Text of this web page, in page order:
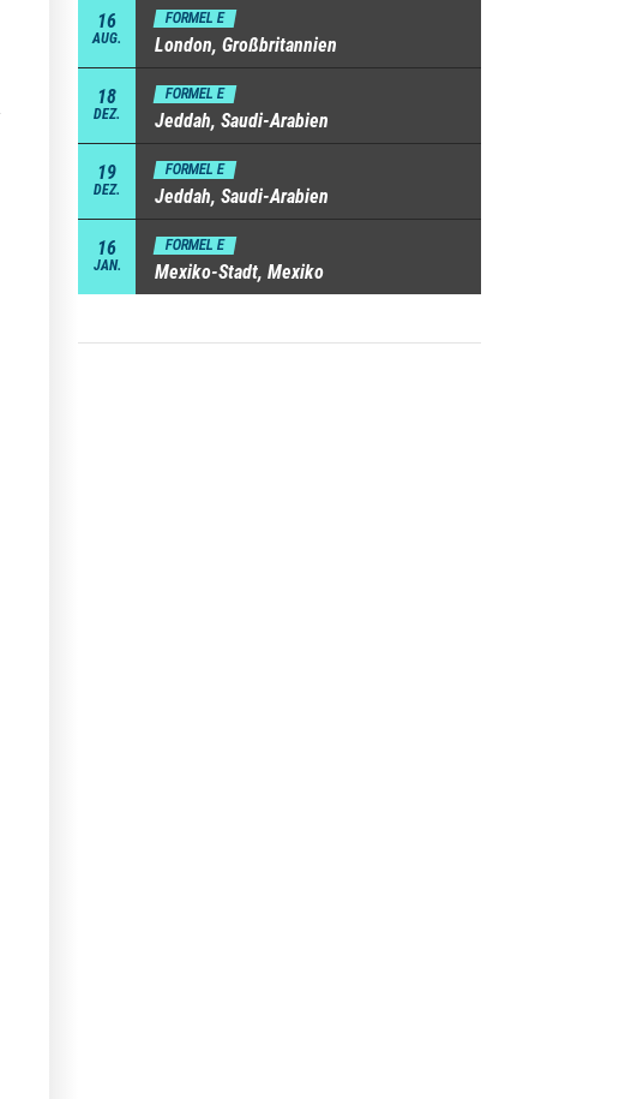
16
AUG.
FORMEL E
London, Großbritannien
18
DEZ.
FORMEL E
Jeddah, Saudi-Arabien
19
DEZ.
FORMEL E
Jeddah, Saudi-Arabien
16
JAN.
FORMEL E
Mexiko-Stadt, Mexiko